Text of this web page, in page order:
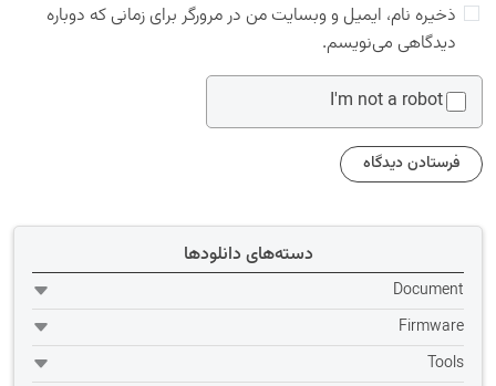
ذخیره نام، ایمیل و وبسایت من در مرورگر برای زمانی که دوباره
دیدگاهی می‌نویسم.
I'm not a robot
دسته‌های دانلودها
Document
Firmware
Tools